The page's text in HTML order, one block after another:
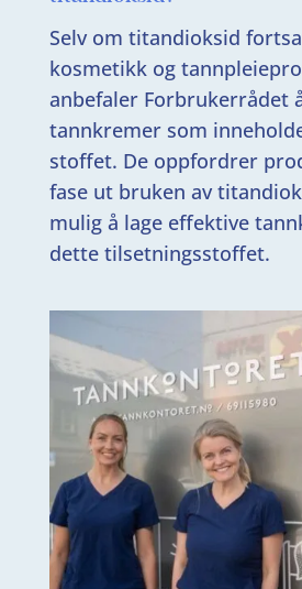
Selv om titandioksid
kosmetikk og
anbefaler Forbrukerrådet
tannkremer som
stoffet. De oppfordrer
fase ut bruken av
mulig å lage effektive
dette tilsetningsstoffet.